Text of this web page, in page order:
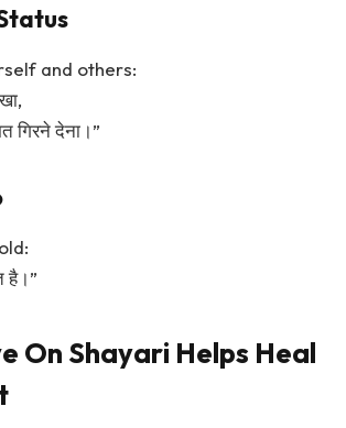
and others:
गिरने देना।”
है।”
On Shayari Helps Heal